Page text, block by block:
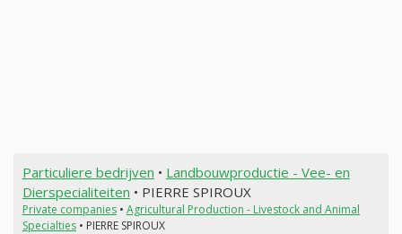
Particuliere bedrijven • Landbouwproductie - Vee- en
Dierspecialiteiten • PIERRE SPIROUX
Private companies• Agricultural Production - Livestock and Animal
Specialties• PIERRE SPIROUX